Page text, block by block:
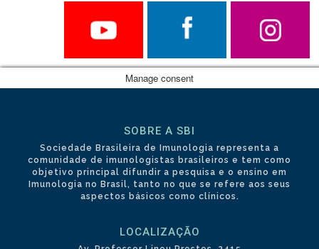
SOBRE A SBI
Sociedade Brasileira de Imunologia representa a
comunidade de imunologistas brasileiros e tem como
objetivo principal difundir a pesquisa e o ensino em
Imunologia no Brasil, tanto no que se refere aos seus
aspectos básicos como clínicos.
LOCALIZAÇÃO
Manage consent